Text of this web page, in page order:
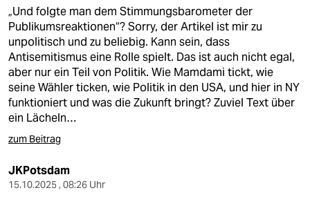
„Und folgte man dem Stimmungsbarometer der
Publikumsreaktionen“? Sorry, der Artikel ist mir zu
unpolitisch und zu beliebig. Kann sein, dass
Antisemitismus eine Rolle spielt. Das ist auch nicht egal,
aber nur ein Teil von Politik. Wie Mamdami tickt, wie
seine Wähler ticken, wie Politik in den USA, und hier in NY
funktioniert und was die Zukunft bringt? Zuviel Text über
ein Lächeln…
zum Beitrag
JKPotsdam
15.10.2025 , 08:26 Uhr